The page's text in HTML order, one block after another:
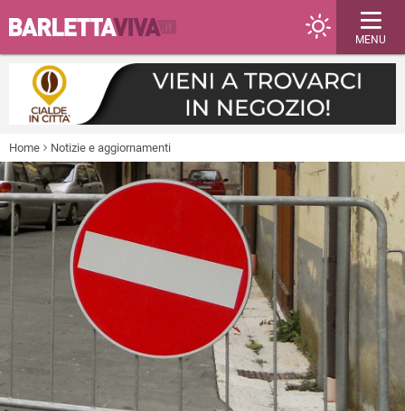
MENU
Home Notizie e aggiornamenti